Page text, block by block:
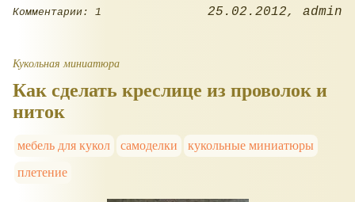
Комментарии: 1 25.02.2012 admin
Кукольная миниатюра
Как сделать креслице из проволок и
ниток
мебель для кукол самоделки
кукольные миниатюры
плетение